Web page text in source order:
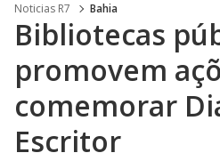
Noticias R7 Bahia
Bibliotecas
promovem
comemorar
Escritor